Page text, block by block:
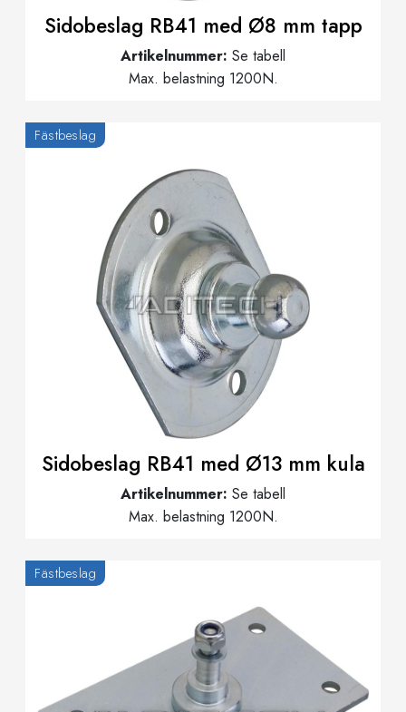
Sidobeslag RB41 med Ø8 mm tapp
Artikelnummer: Se tabell
Max. belastning 1200N.
Fästbeslag
Sidobeslag RB41 med Ø13 mm kula
Artikelnummer: Se tabell
Max. belastning 1200N.
Fästbeslag